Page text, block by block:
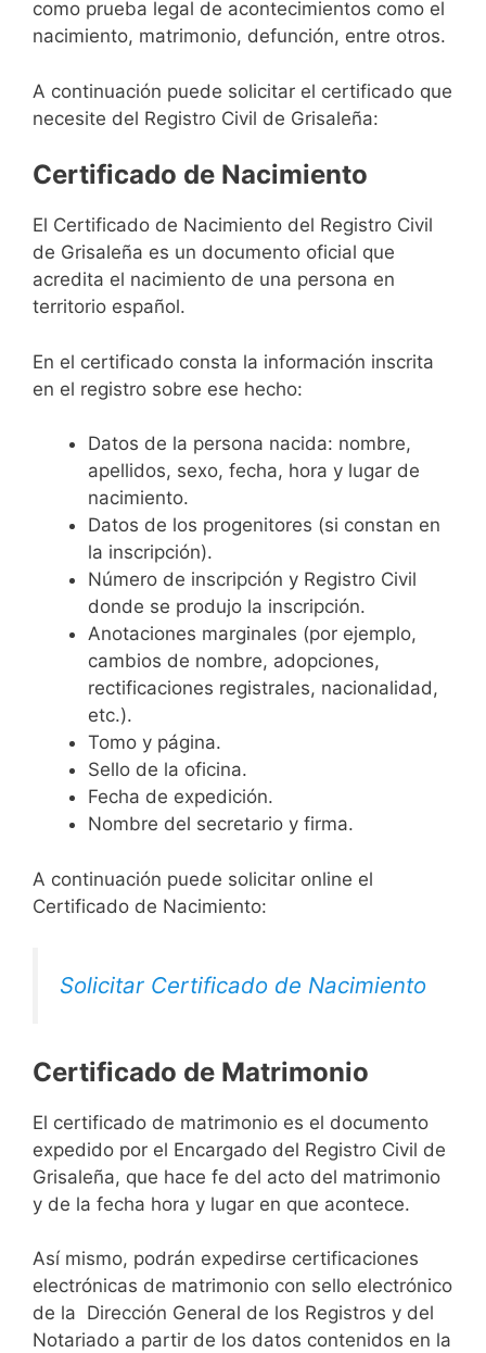
como prueba legal de acontecimientos como el
nacimiento, matrimonio, defunción, entre otros.
A continuación puede solicitar el certificado que
necesite del Registro Civil de Grisaleña:
Certificado de Nacimiento
El Certificado de Nacimiento del Registro Civil
de Grisaleña es un documento oficial que
acredita el nacimiento de una persona en
territorio español.
En el certificado consta la información inscrita
en el registro sobre ese hecho:
Datos de la persona nacida: nombre,
apellidos, sexo, fecha, hora y lugar de
nacimiento.
Datos de los progenitores (si constan en
la inscripción).
Número de inscripción y Registro Civil
donde se produjo la inscripción.
Anotaciones marginales (por ejemplo,
cambios de nombre, adopciones,
rectificaciones registrales, nacionalidad,
etc.).
Tomo y página.
Sello de la oficina.
Fecha de expedición.
Nombre del secretario y firma.
A continuación puede solicitar online el
Certificado de Nacimiento:
Solicitar Certificado de Nacimiento
Certificado de Matrimonio
El certificado de matrimonio es el documento
expedido por el Encargado del Registro Civil de
Grisaleña, que hace fe del acto del matrimonio
y de la fecha hora y lugar en que acontece.
Así mismo, podrán expedirse certificaciones
electrónicas de matrimonio con sello electrónico
de la Dirección General de los Registros y del
Notariado a partir de los datos contenidos en la